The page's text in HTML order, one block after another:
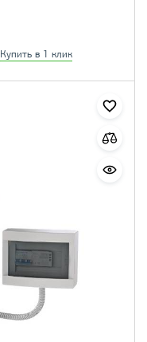
Купить в 1 клик